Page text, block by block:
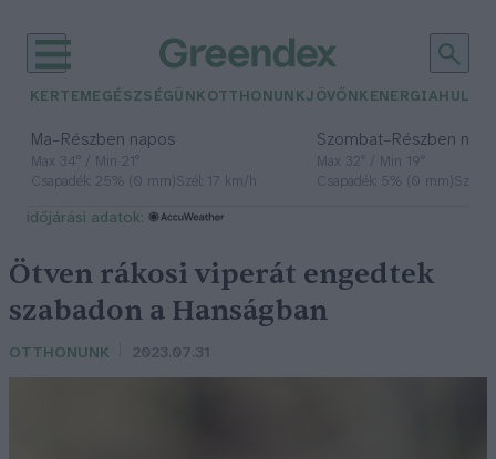
KERTEM EGÉSZSÉGÜNK OTTHONUNKJÖVŐNK ENERGIA
Ma– Részben napos
Max 34° / Min 21°
Csapadék: 25% (0 mm)Szél: 17 km/h
Szombat– Részben
Max 32° / Min 19°
Csapadék: 5% (0 mm)Szél:
időjárási adatok:
Ötven rákosi viperát engedtek
szabadon a Hanságban
OTTHONUNK 2023.07.31